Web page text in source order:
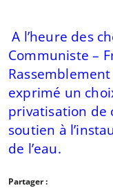
A l’heure des
Communiste –
exprimé un
privatisation de
soutien à
de l’eau.
Partager :